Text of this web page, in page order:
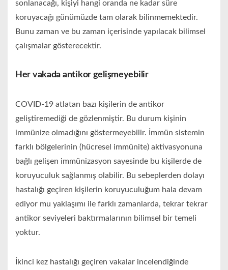
sonlanacağı, kişiyi hangi oranda ne kadar süre
koruyacağı günümüzde tam olarak bilinmemektedir.
Bunu zaman ve bu zaman içerisinde yapılacak bilimsel
çalışmalar gösterecektir.
Her vakada antikor gelişmeyebilir
COVID-19 atlatan bazı kişilerin de antikor
geliştiremediği de gözlenmiştir. Bu durum kişinin
immünize olmadığını göstermeyebilir. İmmün sistemin
farklı bölgelerinin (hücresel immünite) aktivasyonuna
bağlı gelişen immünizasyon sayesinde bu kişilerde de
koruyuculuk sağlanmış olabilir. Bu sebeplerden dolayı
hastalığı geçiren kişilerin koruyuculuğum hala devam
ediyor mu yaklaşımı ile farklı zamanlarda, tekrar tekrar
antikor seviyeleri baktırmalarının bilimsel bir temeli
yoktur.
İkinci kez hastalığı geçiren vakalar incelendiğinde